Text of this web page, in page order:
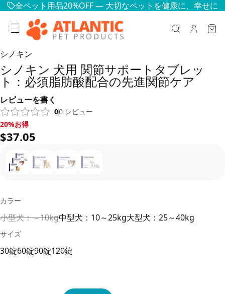
全ペット用品20%OFF — 大切なペットを健康に、幸せに
シノキン
シノキン 犬用 関節サポートタブレッ
ト：必須脂肪酸配合の先進関節ケア
レビューを書く
00 レビュー
20%お得, $37.05
20%お得
$37.05
カラー
小型犬：～10kg中型犬：10～25kg大型犬：25～40kg
サイズ
30錠60錠90錠120錠